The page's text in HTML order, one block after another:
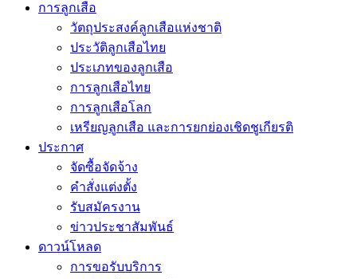
การลูกเสือ
วัตถุประสงค์ลูกเสือแห่งชาติ
ประวัติลูกเสือไทย
ประเภทของลูกเสือ
การลูกเสือไทย
การลูกเสือโลก
เหรียญลูกเสือ และการยกย่องเชิดชูเกียรติ
ประกาศ
จัดซื้อจัดจ้าง
คำสั่งแต่งตั้ง
รับสมัครงาน
ข่าวประชาสัมพันธ์
ดาวน์โหลด
การขอรับบริการ